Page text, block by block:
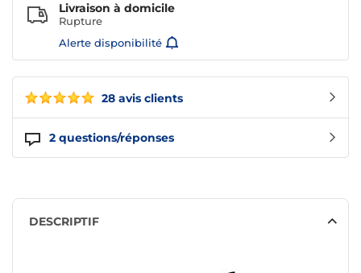
28 avis clients
2 questions/réponses
Livraison à domicile
Rupture
Alerte disponibilité
DESCRIPTIF